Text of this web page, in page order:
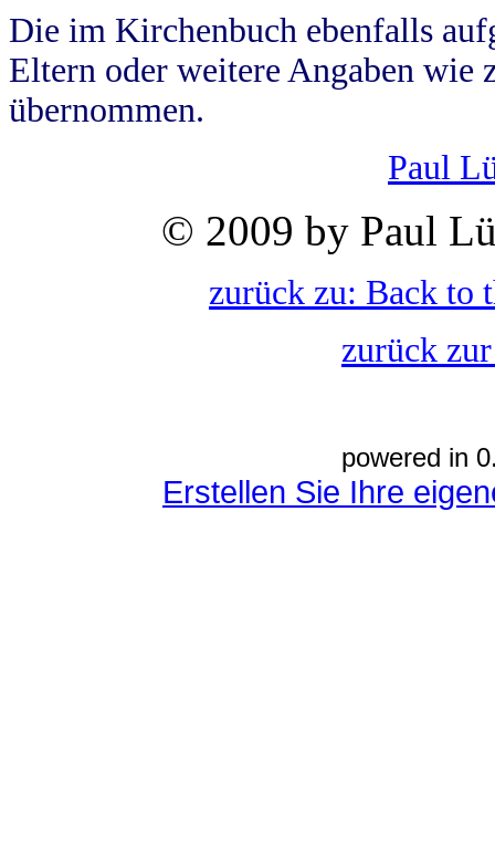
Die im Kirchenbuch ebenfalls
Eltern oder weitere Angaben wie
übernommen.
Paul
© 2009 by Paul
zurück zu: Back to
zurück
powered in
Erstellen Sie Ihre